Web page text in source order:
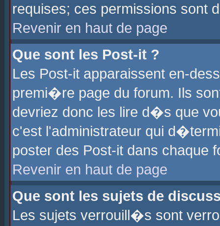
requises; ces permissions sont
Revenir en haut de page
Que sont les Post-it ?
Les Post-it apparaissent en-
premi�re page du forum. Ils
devriez donc les lire d�s que
c'est l'administrateur qui
poster des Post-it dans chaque
Revenir en haut de page
Que sont les sujets de
Les sujets verrouill�s sont